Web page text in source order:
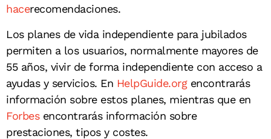
hacerecomendaciones.
Los planes de vida independiente para jubilados
permiten a los usuarios, normalmente mayores de
55 años, vivir de forma independiente con acceso a
ayudas y servicios. En HelpGuide.orgencontrarás
información sobre estos planes, mientras que en
Forbesencontrarás información sobre
prestaciones, tipos y costes.